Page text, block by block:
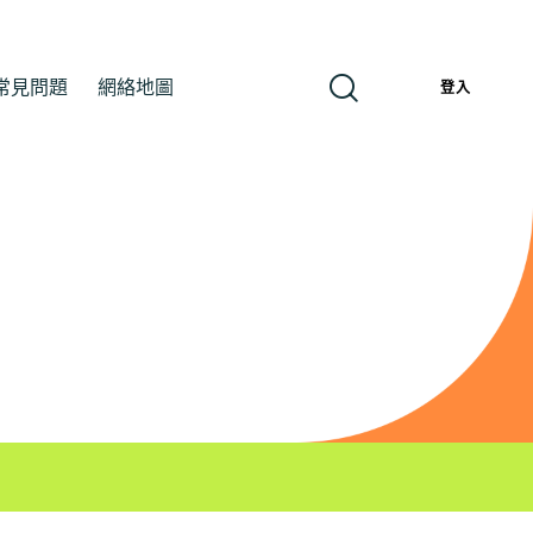
見問題 網絡地圖 登入